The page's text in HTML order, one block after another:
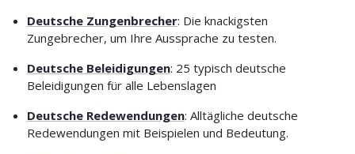
Deutsche Zungenbrecher: Die knackigsten
Zungebrecher, um Ihre Aussprache zu testen.
Deutsche Beleidigungen: 25 typisch deutsche
Beleidigungen für alle Lebenslagen
Deutsche Redewendungen: Alltägliche deutsche
Redewendungen mit Beispielen und Bedeutung.